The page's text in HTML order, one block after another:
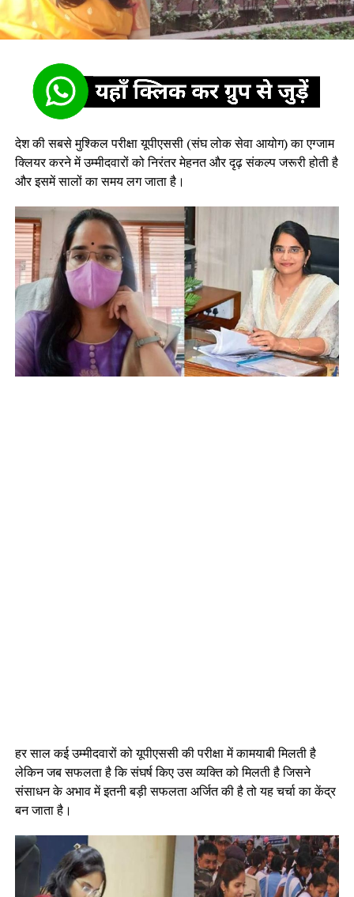
देश की सबसे मुश्किल परीक्षा यूपीएससी (संघ लोक सेवा आयोग) का एग्जाम
क्लियर करने में उम्मीदवारों को निरंतर मेहनत और दृढ़ संकल्प जरूरी होती है
और इसमें सालों का समय लग जाता है‌।
हर साल कई उम्मीदवारों को यूपीएससी की परीक्षा में कामयाबी मिलती है
लेकिन जब सफलता है कि संघर्ष किए उस व्यक्ति को मिलती है जिसने
संसाधन के अभाव में इतनी बड़ी सफलता अर्जित की है तो यह चर्चा का केंद्र
बन जाता है।